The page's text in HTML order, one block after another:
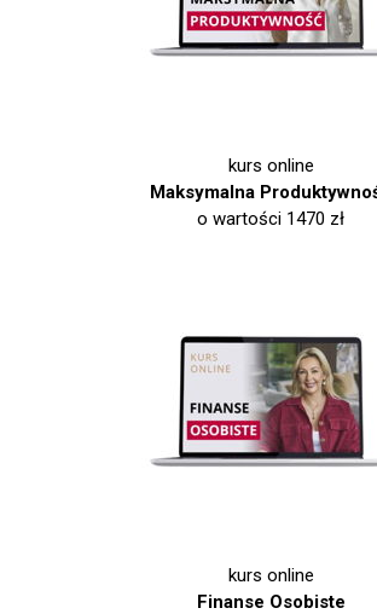
kurs online
Maksymalna
o wartości 1470 zł
kurs online
Finanse Osobiste